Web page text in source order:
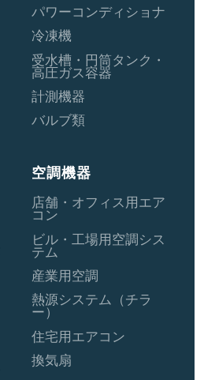
パワーコンディショナ
冷凍機
受水槽・円筒タンク・
高圧ガス容器
計測機器
バルブ類
空調機器
店舗・オフィス用エア
コン
ビル・工場用空調シス
テム
産業用空調
熱源システム（チラ
ー）
住宅用エアコン
換気扇